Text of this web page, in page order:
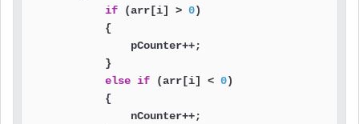
if (arr[i] > 0)
            {
                pCounter++;
            }
else if (arr[i] < 0)
            {
                nCounter++;